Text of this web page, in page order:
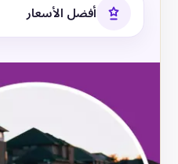
أفضل الأسعار